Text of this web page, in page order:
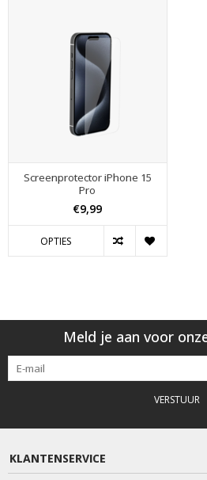
Screenprotector iPhone 15
Pro
€9,99
OPTIES
Meld je aan voor
VERSTUUR
KLANTENSERVICE